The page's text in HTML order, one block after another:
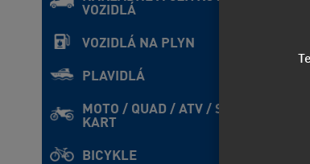
VOZIDLÁ
VOZIDLÁ NA PLYN
PLAVIDLÁ
MOTO / QUAD / ATV / SxS /
KART
BICYKLE